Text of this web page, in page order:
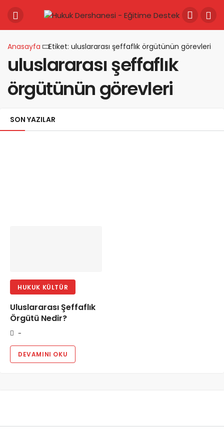
Anasayfa Etiket: uluslararası şeffaflık örgütünün görevleri
uluslararası şeffaflık
örgütünün görevleri
SON YAZILAR
HUKUK KÜLTÜR
Uluslararası Şeffaflık
Örgütü Nedir?
-
DEVAMINI OKU